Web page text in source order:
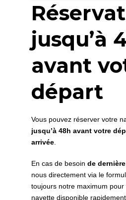
jusqu’à
avant
départ
Vous pouvez réserver votre
jusqu’à 48h avant votre
arrivée
En cas de besoin de
nous directement via le
toujours notre maximum
navette disponible rapidement.